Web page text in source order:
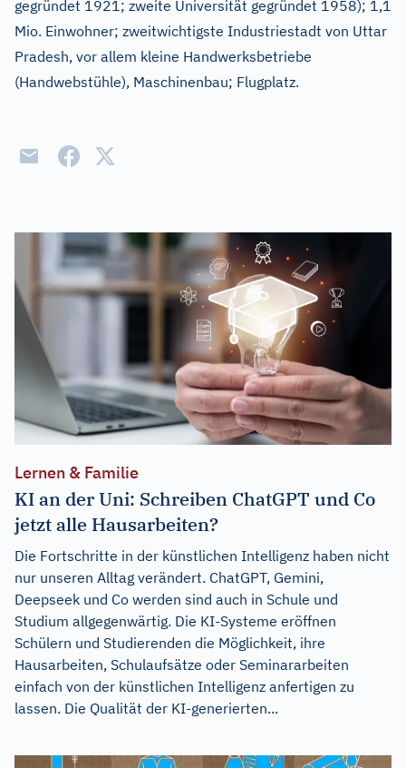
gegründet 1921; zweite Universität gegründet 1958); 1,1
Mio. Einwohner; zweitwichtigste Industriestadt von Uttar
Pradesh, vor allem kleine Handwerksbetriebe
(Handwebstühle), Maschinenbau; Flugplatz.
Lernen & Familie
KI an der Uni: Schreiben ChatGPT und Co
jetzt alle Hausarbeiten?
Die Fortschritte in der künstlichen Intelligenz haben nicht
nur unseren Alltag verändert. ChatGPT, Gemini,
Deepseek und Co werden sind auch in Schule und
Studium allgegenwärtig. Die KI-Systeme eröffnen
Schülern und Studierenden die Möglichkeit, ihre
Hausarbeiten, Schulaufsätze oder Seminararbeiten
einfach von der künstlichen Intelligenz anfertigen zu
lassen. Die Qualität der KI-generierten...